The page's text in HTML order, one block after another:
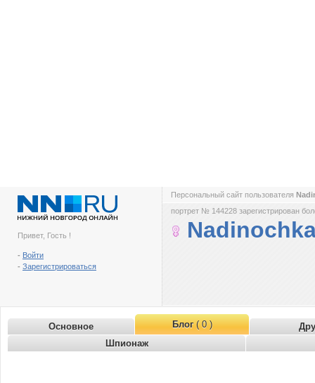
Привет, Гость !
- Войти
- Зарегистрироваться
Персональный сайт пользователя
портрет № 144228 зарегистрирован
Основное Блог( 0 )
Шпионаж